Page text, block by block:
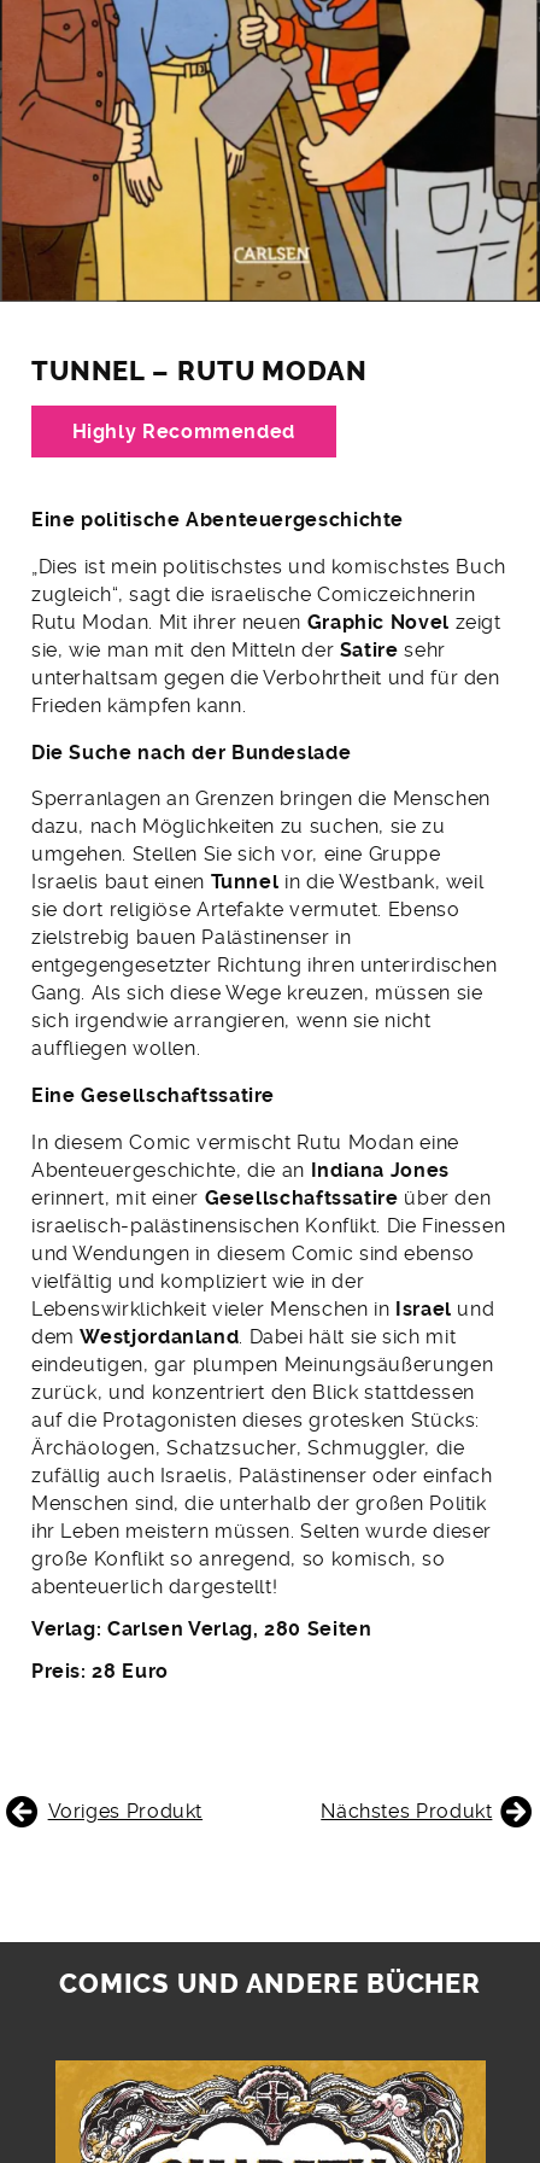
TUNNEL – RUTU MODAN
Highly Recommended
Eine politische Abenteuergeschichte
„Dies ist mein politischstes und komischstes Buch
zugleich“, sagt die israelische Comiczeichnerin
Rutu Modan. Mit ihrer neuen Graphic Novel zeigt
sie, wie man mit den Mitteln der Satire sehr
unterhaltsam gegen die Verbohrtheit und für den
Frieden kämpfen kann.
Die Suche nach der Bundeslade
Sperranlagen an Grenzen bringen die Menschen
dazu, nach Möglichkeiten zu suchen, sie zu
umgehen. Stellen Sie sich vor, eine Gruppe
Israelis baut einen Tunnel in die Westbank, weil
sie dort religiöse Artefakte vermutet. Ebenso
zielstrebig bauen Palästinenser in
entgegengesetzter Richtung ihren unterirdischen
Gang. Als sich diese Wege kreuzen, müssen sie
sich irgendwie arrangieren, wenn sie nicht
auffliegen wollen.
Eine Gesellschaftssatire
In diesem Comic vermischt Rutu Modan eine
Abenteuergeschichte, die an Indiana Jones
erinnert, mit einer Gesellschaftssatire über den
israelisch-palästinensischen Konflikt. Die Finessen
und Wendungen in diesem Comic sind ebenso
vielfältig und kompliziert wie in der
Lebenswirklichkeit vieler Menschen in Israel und
demWestjordanland. Dabei hält sie sich mit
eindeutigen, gar plumpen Meinungsäußerungen
zurück, und konzentriert den Blick stattdessen
auf die Protagonisten dieses grotesken Stücks:
Ärchäologen, Schatzsucher, Schmuggler, die
zufällig auch Israelis, Palästinenser oder einfach
Menschen sind, die unterhalb der großen Politik
ihr Leben meistern müssen. Selten wurde dieser
große Konflikt so anregend, so komisch, so
abenteuerlich dargestellt!
Verlag: Carlsen Verlag, 280 Seiten
Preis: 28 Euro
BEITRAGSNAVIGATION
Voriges Produkt Nächstes Produkt
COMICS UND ANDERE BÜCHER